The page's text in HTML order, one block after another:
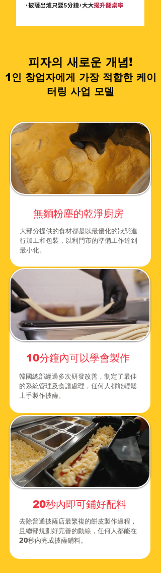
피자의 새로운 개념!
1인 창업자에게 가장 적합한 케이
터링 사업 모델
​無麵粉塵的乾淨廚房
大部分提供的食材都是以最優化的狀態進
行加工和包裝，以利門市的準備工作達到
最小化。
10分鐘內可以學會製作
​韓國總部經過多次研發改善，制定了最佳
的系統管理及食譜處理，任何人都能輕鬆
上手製作披薩。
20秒內即可鋪好配料
​去除普通披薩店最繁複的餅皮製作過程，
且總部規劃好完善的動線，任何人都能在
20秒內完成披薩鋪料。